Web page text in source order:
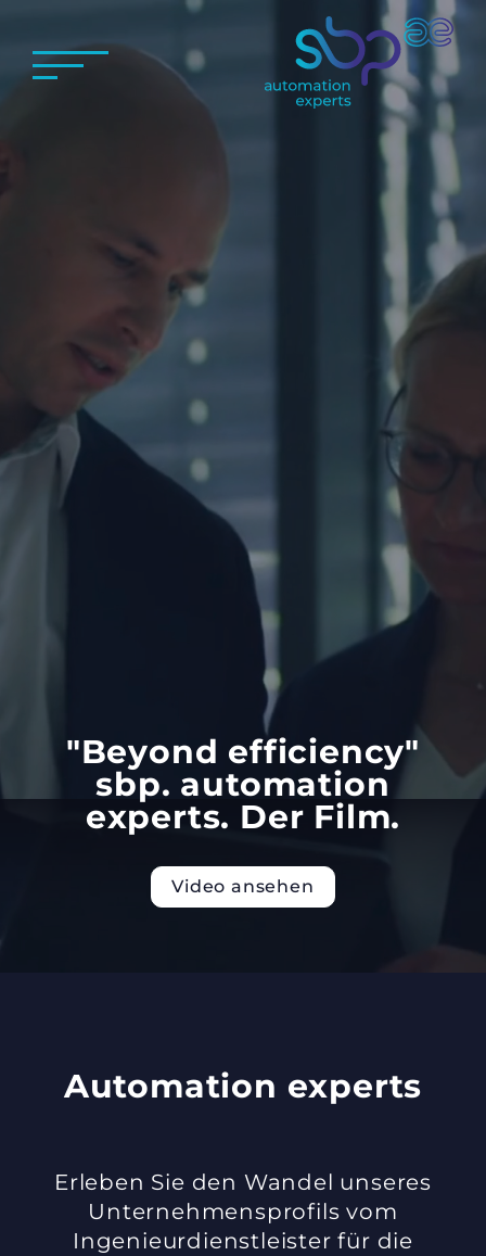
"Beyond efficiency"
sbp. automation
experts. Der Film.
Video ansehen
Automation experts
Erleben Sie den Wandel unseres
Unternehmensprofils vom
Ingenieurdienstleister für die